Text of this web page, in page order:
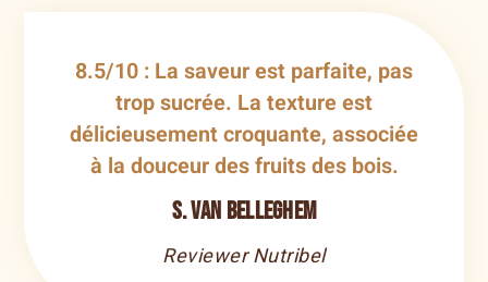
8.5/10 : La saveur est parfaite, pas
trop sucrée. La texture est
délicieusement croquante, associée
à la douceur des fruits des bois.
S. Van Belleghem
Reviewer Nutribel